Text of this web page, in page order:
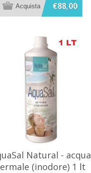
€88,00
Natural - acqua
(inodore) 1 lt